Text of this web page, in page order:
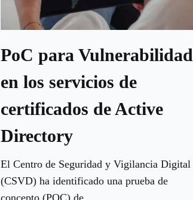
PoC para Vulnerabilidad
en los servicios de
certificados de Active
Directory
El Centro de Seguridad y Vigilancia Digital
(CSVD) ha identificado una prueba de
concepto (POC) de...